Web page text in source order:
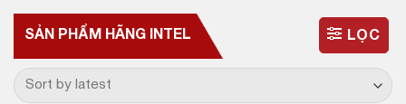
SẢN PHẨM HÃNG INTEL LỌC